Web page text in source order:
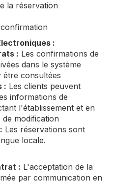
la réservation
:
: Les confirmations de
dans le système
être consultées
: Les clients peuvent
informations de
l'établissement et en
modification
Les réservations sont
locale.
: L'acceptation de la
par communication en